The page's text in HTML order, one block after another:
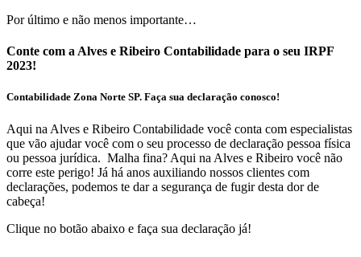
Por último e não menos importante…
Conte com a Alves e Ribeiro Contabilidade para o seu IRPF
2023!
Contabilidade Zona Norte SP. Faça sua declaração conosco!
Aqui na Alves e Ribeiro Contabilidade você conta com especialistas
que vão ajudar você com o seu processo de declaração pessoa física
ou pessoa jurídica. Malha fina? Aqui na Alves e Ribeiro você não
corre este perigo! Já há anos auxiliando nossos clientes com
declarações, podemos te dar a segurança de fugir desta dor de
cabeça!
Clique no botão abaixo e faça sua declaração já!